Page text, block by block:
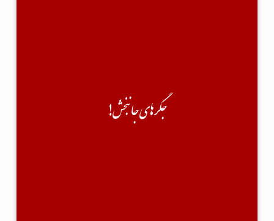
جگرهای جانبخش!
آیا امکان دارد کمک کنید تا به مخاطب برسد؟"
من هم گفته کرده:"چشمم روشن! دیگه چی؟ چشم!" 🙂
حقیقتش نه سرویس خان(!) را می‌شناسم، نه حتی یکبار لایک و کامنتی با هم